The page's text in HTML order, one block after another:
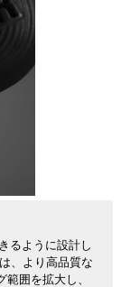
るように設計し
、より高品質な
囲を拡大し、